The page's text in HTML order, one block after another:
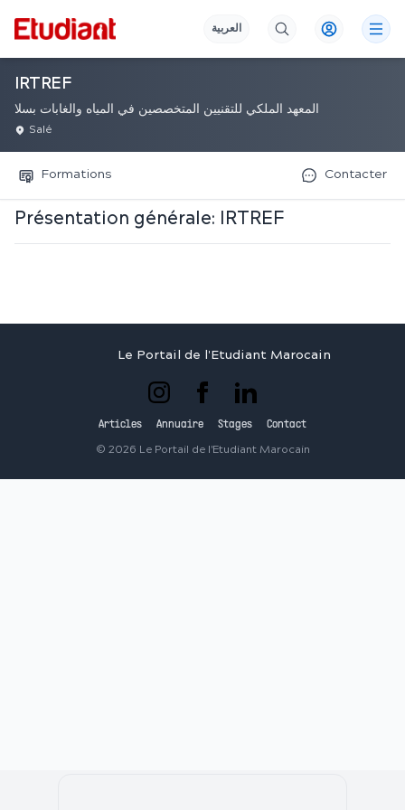
العربية
IRTREF
المعهد الملكي للتقنيين المتخصصين في المياه والغابات بسلا
Salé
Formations Contacter
Présentation générale: IRTREF
Le Portail de l'Etudiant Marocain
Articles Annuaire Stages Contact
© 2026 Le Portail de l'Etudiant Marocain